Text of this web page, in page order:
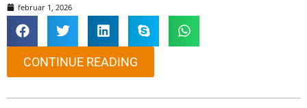
februar 1, 2026
CONTINUE READING